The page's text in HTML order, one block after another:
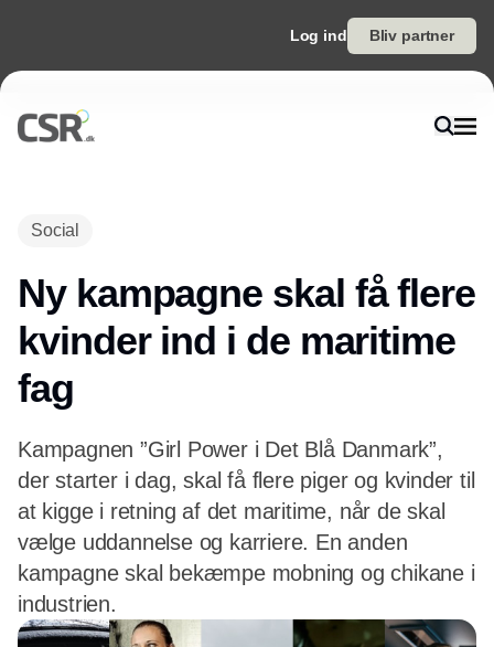
Log ind Bliv partner
Social
Ny kampagne skal få flere
kvinder ind i de maritime
fag
Kampagnen ”Girl Power i Det Blå Danmark”,
der starter i dag, skal få flere piger og kvinder til
at kigge i retning af det maritime, når de skal
vælge uddannelse og karriere. En anden
kampagne skal bekæmpe mobning og chikane i
industrien.